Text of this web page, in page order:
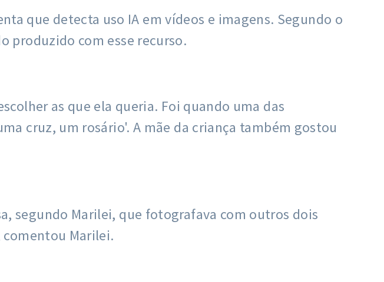
que detecta uso IA em vídeos e imagens. Segundo o
produzido com esse recurso.
as que ela queria. Foi quando uma das
cruz, um rosário'. A mãe da criança também gostou
segundo Marilei, que fotografava com outros dois
Marilei.